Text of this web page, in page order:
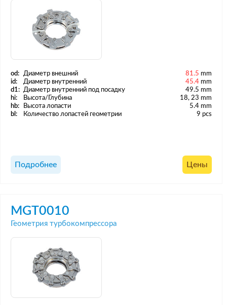
od: Диаметр внешний 81.5 mm
id:
Диаметр внутренний 45.4 mm
d1:
Диаметр внутренний под посадку
49.5 mm
hi:
Высота/Глубина
18, 23 mm
hb:
Высота лопасти
5.4 mm
bl:
Количество лопастей геометрии 9 pcs
Подробнее Цены
MGT0010
Геометрия турбокомпрессора